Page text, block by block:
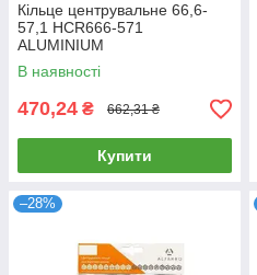
Кільце центрувальне 66,6-
57,1 HCR666-571
ALUMINIUM
В наявності
470,24 ₴ 662,31 ₴
Купити
–28%